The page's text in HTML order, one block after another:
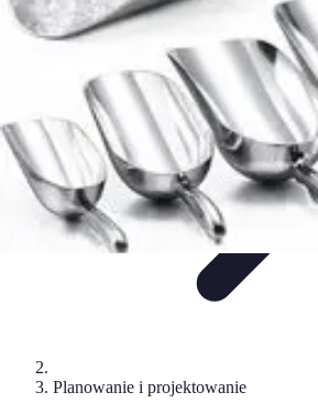
Planowanie i projektowanie